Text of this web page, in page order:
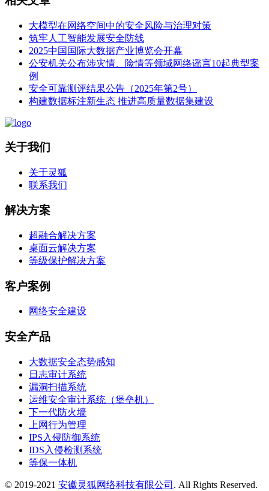
大模型在网络空间中的安全风险与治理对策
筑牢人工智能发展安全防线
2025中国国际大数据产业博览会开幕
公安机关公布涉灾情、险情等领域网络谣言10起典型案
例
安全可靠测评结果公告（2025年第2号）
构建数据标注新生态 推进高质量数据集建设
关于我们
关于灵狐
联系我们
解决方案
超融合解决方案
桌面云解决方案
等级保护解决方案
客户案例
网络安全建设
安全产品
大数据安全态势感知
日志审计系统
漏洞扫描系统
运维安全审计系统（堡垒机）
下一代防火墙
上网行为管理
IPS入侵防御系统
IDS入侵检测系统
等保一体机
© 2019-2021 安徽灵狐网络科技有限公司 . All Rights Reserved.